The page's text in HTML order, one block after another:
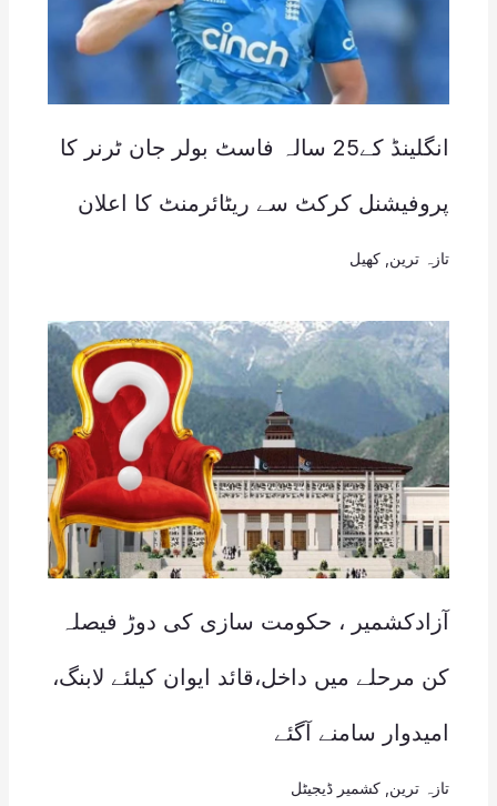
انگلینڈ کے25 سالہ فاسٹ بولر جان ٹرنر کا
پروفیشنل کرکٹ سے ریٹائرمنٹ کا اعلان
تازہ ترین کھیل
آزادکشمیر ، حکومت سازی کی دوڑ فیصلہ
کن مرحلے میں داخل،قائد ایوان کیلئے لابنگ،
امیدوار سامنے آگئے
تازہ ترین کشمیر ڈیجیٹل